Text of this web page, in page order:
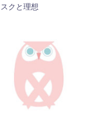
スクと理想